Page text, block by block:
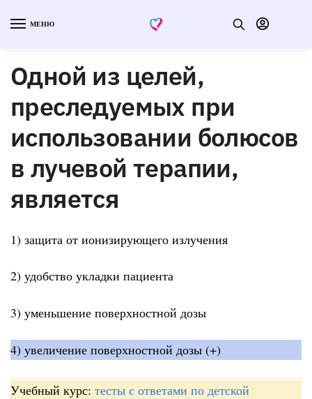
МЕНЮ
Одной из целей,
преследуемых при
использовании болюсов
в лучевой терапии,
является
1) защита от ионизирующего излучения
2) удобство укладки пациента
3) уменьшение поверхностной дозы
4) увеличение поверхностной дозы (+)
Учебный курс: тесты с ответами по детской